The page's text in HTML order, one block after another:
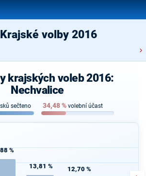
Krajské volby 2016
krajských voleb 2016:
Nechvalice
sečteno 34,48% volební účast
%
13,81 % 12,70 %